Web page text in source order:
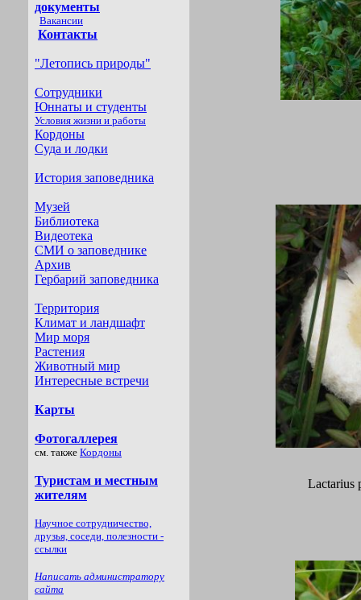
Lactarius